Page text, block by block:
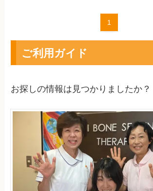
1
ご利用ガイド
お探しの情報は見つかりましたか？